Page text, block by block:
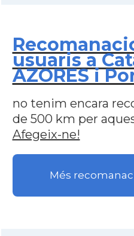
usuaris a
AZORES i
no tenim encara
de 500 km per
Afegeix-ne!
Més